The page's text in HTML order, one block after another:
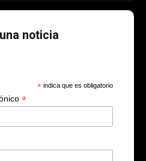
noticia
* indica que es obligatorio
*